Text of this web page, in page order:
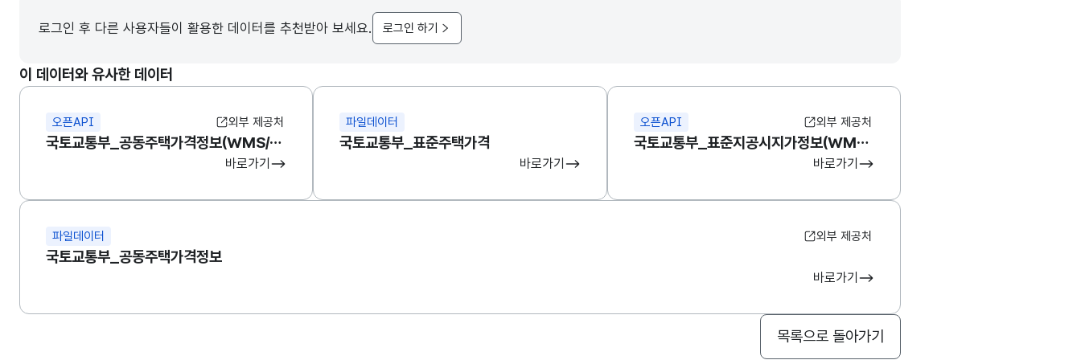
로그인 후 다른 사용자들이 활용한 데이터를 추천받아 보세요. 로그인 하기
이 데이터와 유사한 데이터
오픈API 외부 제공처
국토교통부_공동주택가격정보(WMS/WFS/속성정보)
바로가기
파일데이터
국토교통부_표준주택가격
바로가기
오픈API 외부 제공처
국토교통부_표준지공시지가정보(WMS/WFS/속성정보)
바로가기
파일데이터 외부 제공처
국토교통부_공동주택가격정보
바로가기
목록으로 돌아가기